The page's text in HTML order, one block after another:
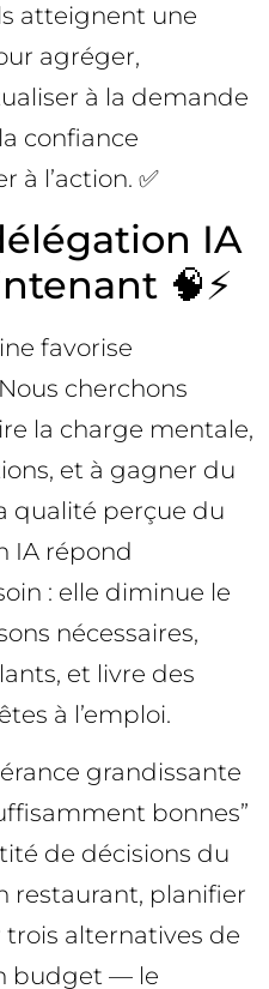
atteignent une
agréger,
à la demande
confiance
à l’action. ✅
IA
🧠⚡️
favorise
cherchons
la charge mentale,
et à gagner du
qualité perçue du
IA répond
: elle diminue le
nécessaires,
et livre des
à l’emploi.
grandissante
bonnes”
de décisions du
restaurant, planifier
alternatives de
budget — le